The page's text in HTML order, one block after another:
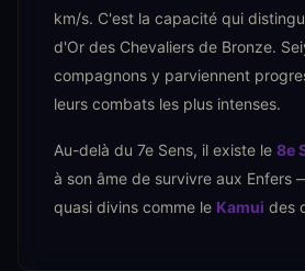
km/s. C'est la capacité qui
d'Or des Chevaliers de Bronze.
compagnons y parviennent
leurs combats les plus intenses.
Au-delà du 7e Sens, il existe le 8e
à son âme de survivre aux Enfers
quasi divins comme le Kamui des